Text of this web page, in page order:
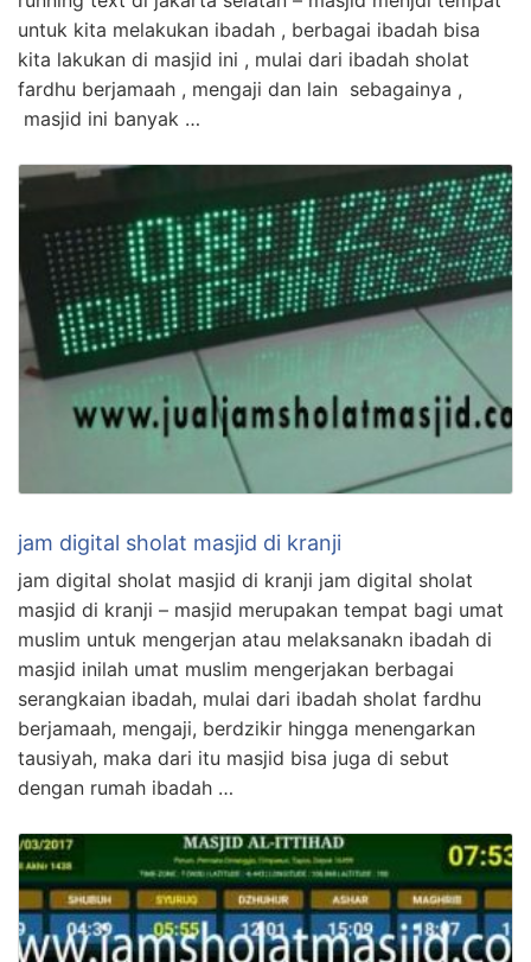
untuk kita melakukan ibadah , berbagai ibadah bisa
kita lakukan di masjid ini , mulai dari ibadah sholat
fardhu berjamaah , mengaji dan lain sebagainya ,
masjid ini banyak …
jam digital sholat masjid di kranji
jam digital sholat masjid di kranji jam digital sholat
masjid di kranji – masjid merupakan tempat bagi umat
muslim untuk mengerjan atau melaksanakn ibadah di
masjid inilah umat muslim mengerjakan berbagai
serangkaian ibadah, mulai dari ibadah sholat fardhu
berjamaah, mengaji, berdzikir hingga menengarkan
tausiyah, maka dari itu masjid bisa juga di sebut
dengan rumah ibadah …